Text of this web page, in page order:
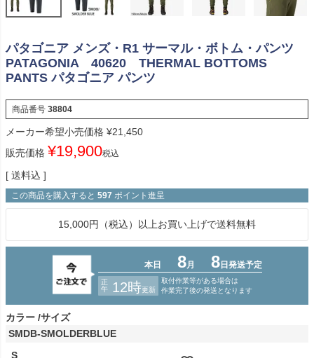
パタゴニア メンズ・R1 サーマル・ボトム・パンツ
PATAGONIA 40620 THERMAL BOTTOMS
PANTS パタゴニア パンツ
商品番号 38804
メーカー希望小売価格 ¥21,450
販売価格 ¥19,900税込
送料込
この商品を購入すると 597 ポイント進呈
15,000円（税込）以上お買い上げで送料無料
カラー サイズ
SMDB-SMOLDERBLUE
S